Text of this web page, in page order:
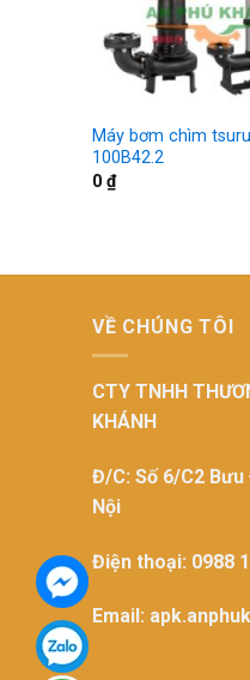
Máy bơm chìm
100B42.2
0 ₫
VỀ CHÚNG TÔI
CTY TNHH
KHÁNH
Đ/C: Số 6/C2
Nội
Điện thoại: 0988
Email: